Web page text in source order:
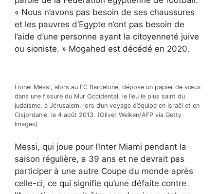
« Nous n’avons pas besoin de ses chaussures
et les pauvres d’Egypte n’ont pas besoin de
l’aide d’une personne ayant la citoyenneté juive
ou sioniste. » Mogahed est décédé en 2020.
Lionel Messi, alors au FC Barcelone, dépose un papier de vœux
dans une fissure du Mur Occidental, le lieu le plus saint du
judaïsme, à Jérusalem, lors d’un voyage d’équipe en Israël et en
Cisjordanie, le 4 août 2013. (Oliver Weiken/AFP via Getty
Images)
Messi, qui joue pour l’Inter Miami pendant la
saison régulière, a 39 ans et ne devrait pas
participer à une autre Coupe du monde après
celle-ci, ce qui signifie qu’une défaite contre